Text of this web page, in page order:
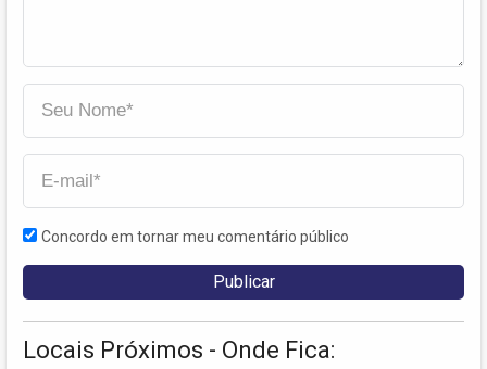
Concordo em tornar meu comentário público
Locais Próximos - Onde Fica: